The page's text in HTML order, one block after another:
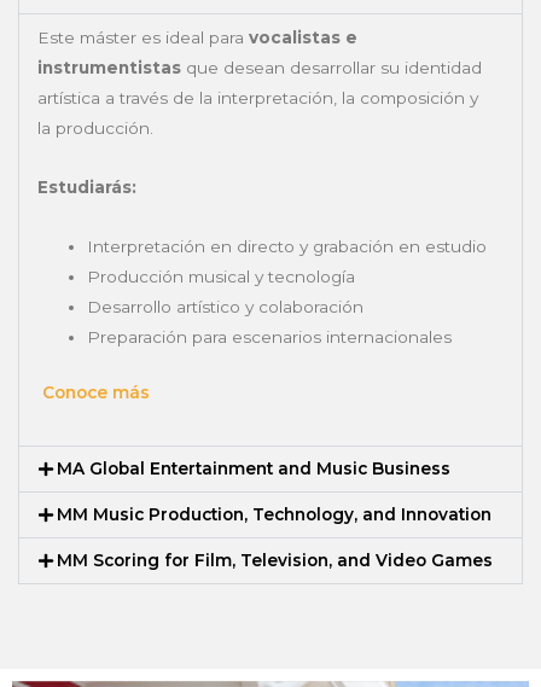
Este máster es ideal para vocalistas e
instrumentistas que desean desarrollar su identidad
artística a través de la interpretación, la composición y
la producción.
Estudiarás:
Interpretación en directo y grabación en estudio
Producción musical y tecnología
Desarrollo artístico y colaboración
Preparación para escenarios internacionales
Conoce más
MA Global Entertainment and Music Business
MM Music Production, Technology, and Innovation
MM Scoring for Film, Television, and Video Games